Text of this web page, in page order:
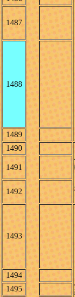
1487
1488
1489
1490
1491
1492
1493
1494
1495